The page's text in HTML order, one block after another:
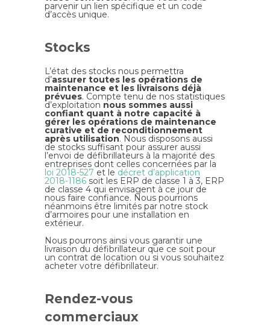
parvenir un lien spécifique et un code
d’accès unique.
Stocks
L’état des stocks nous permettra
d’assurer toutes les opérations de
maintenance et les livraisons déjà
prévues. Compte tenu de nos statistiques
d’exploitation nous sommes aussi
confiant quant à notre capacité à
gérer les opérations de maintenance
curative et de reconditionnement
après utilisation. Nous disposons aussi
de stocks suffisant pour assurer aussi
l’envoi de défibrillateurs à la majorité des
entreprises dont celles concernées par la
loi 2018-527 et le décret d’application
2018-1186 soit les ERP de classe 1 à 3, ERP
de classe 4 qui envisagent à ce jour de
nous faire confiance. Nous pourrions
néanmoins être limités par notre stock
d’armoires pour une installation en
extérieur.
Nous pourrons ainsi vous garantir une
livraison du défibrillateur que ce soit pour
un contrat de location ou si vous souhaitez
acheter votre défibrillateur.
Rendez-vous
commerciaux